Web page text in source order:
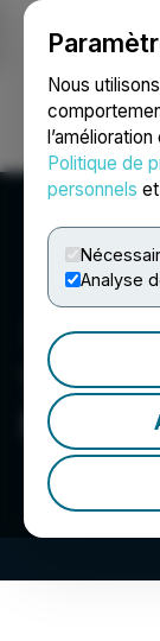
Nous
Politique de
personnels
Analyse
Ouvrir